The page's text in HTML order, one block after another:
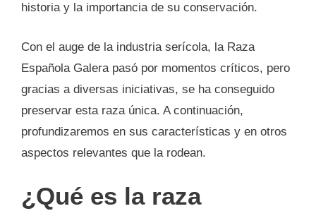
historia y la importancia de su conservación.
Con el auge de la industria serícola, la Raza
Española Galera pasó por momentos críticos, pero
gracias a diversas iniciativas, se ha conseguido
preservar esta raza única. A continuación,
profundizaremos en sus características y en otros
aspectos relevantes que la rodean.
¿Qué es la raza